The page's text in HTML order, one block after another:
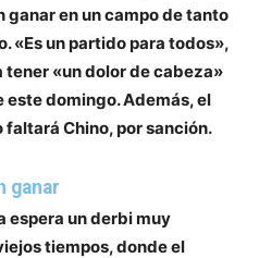
ganar en un campo de tanto
«Es un partido para todos»,
tener «un dolor de cabeza»
este domingo. Además, el
faltará Chino, por sanción.
ganar
espera un derbi muy
tiempos, donde el